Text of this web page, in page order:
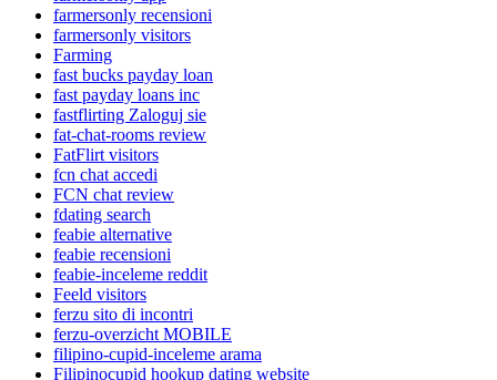
farmersonly recensioni
farmersonly visitors
Farming
fast bucks payday loan
fast payday loans inc
fastflirting Zaloguj sie
fat-chat-rooms review
FatFlirt visitors
fcn chat accedi
FCN chat review
fdating search
feabie alternative
feabie recensioni
feabie-inceleme reddit
Feeld visitors
ferzu sito di incontri
ferzu-overzicht MOBILE
filipino-cupid-inceleme arama
Filipinocupid hookup dating website